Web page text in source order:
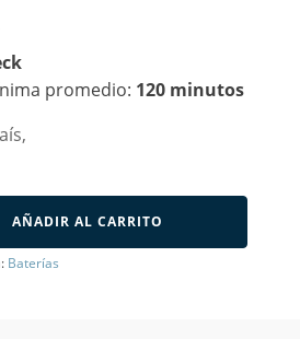
promedio: 120 minutos
AÑADIR AL CARRITO
Baterías